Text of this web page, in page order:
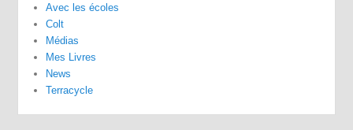
Avec les écoles
Colt
Médias
Mes Livres
News
Terracycle